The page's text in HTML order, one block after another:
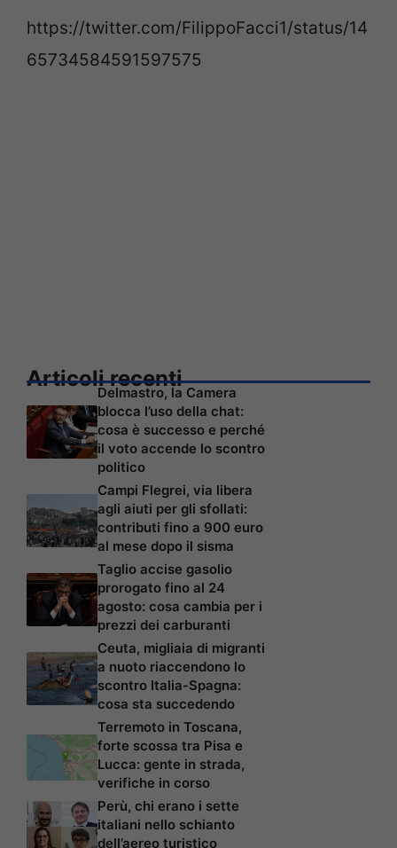
https://twitter.com/FilippoFacci1/status/14
65734584591597575
Articoli recenti
Delmastro, la Camera
blocca l’uso della chat:
cosa è successo e perché
il voto accende lo scontro
politico
Campi Flegrei, via libera
agli aiuti per gli sfollati:
contributi fino a 900 euro
al mese dopo il sisma
Taglio accise gasolio
prorogato fino al 24
agosto: cosa cambia per i
prezzi dei carburanti
Ceuta, migliaia di migranti
a nuoto riaccendono lo
scontro Italia-Spagna:
cosa sta succedendo
Terremoto in Toscana,
forte scossa tra Pisa e
Lucca: gente in strada,
verifiche in corso
Perù, chi erano i sette
italiani nello schianto
dell’aereo turistico